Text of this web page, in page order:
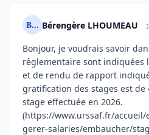
B... Bérengère LHOUMEAU
Bonjour, je voudrais savoir
règlementaire sont indiquées
et de rendu de rapport
gratification des stages est de
stage effectuée en 2026.
(https://www.urssaf.fr/
gerer-salaries/embaucher/